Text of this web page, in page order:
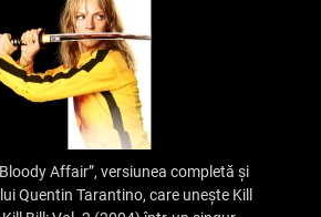
Bloody Affair”, versiunea completă și
Quentin Tarantino, care unește Kill